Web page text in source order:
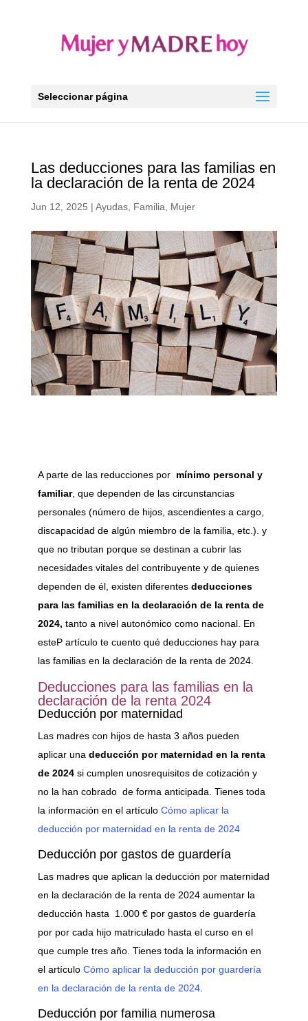
Seleccionar página
Las deducciones para las familias en
la declaración de la renta de 2024
Jun 12, 2025 | Ayudas, Familia Mujer
A parte de las reducciones por mínimo personal y
familiar, que dependen de las circunstancias
personales (número de hijos, ascendientes a cargo,
discapacidad de algún miembro de la familia, etc.). y
que no tributan porque se destinan a cubrir las
necesidades vitales del contribuyente y de quienes
dependen de él, existen diferentes deducciones
para las familias en la declaración de la renta de
2024, tanto a nivel autonómico como nacional. En
esteP artículo te cuento qué deducciones hay para
las familias en la declaración de la renta de 2024.
Deducciones para las familias en la
declaración de la renta 2024
Deducción por maternidad
Las madres con hijos de hasta 3 años pueden
aplicar una deducción por maternidad en la renta
de 2024si cumplen unosrequisitos de cotización y
no la han cobrado de forma anticipada. Tienes toda
la información en el artículo Cómo aplicar la
deducción por maternidad en la renta de 2024
Deducción por gastos de guardería
Las madres que aplican la deducción por maternidad
en la declaración de la renta de 2024 aumentar la
deducción hasta 1.000 € por gastos de guardería
por por cada hijo matriculado hasta el curso en el
que cumple tres año. Tienes toda la información en
el artículo Cómo aplicar la deducción por guardería
en la declaración de la renta de 2024.
Deducción por familia numerosa